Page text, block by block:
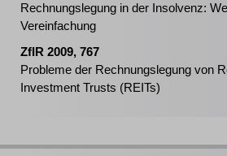
Rechnungslegung in der Insolvenz:
Vereinfachung
ZfIR 2009, 767
Probleme der Rechnungslegung von
Investment Trusts (REITs)